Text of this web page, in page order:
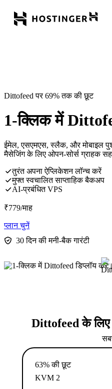
Dittofeed पर 69% तक की छूट
1-क्लिक में
ईमेल, एसएमएस, स्लैक, और मोबाइल
मैसेजिंग के लिए ओपन-सोर्स ग्राहक
तुरंत अपना ऐप्लिकेशन लॉन्च करें
मुफ्त स्वचालित साप्ताहिक बैकअप
AI-प्रबंधित VPS
₹779/माह
प्लान चुनें
30 दिन की मनी-बैक गारंटी
Dittofeed के लिए
63% की छूट
KVM 2